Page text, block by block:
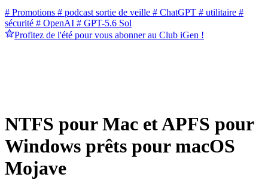
# Promotions # podcast sortie de veille # ChatGPT # utilitaire #
sécurité # OpenAI # GPT-5.6 Sol
Profitez de l'été pour vous abonner au Club iGen !
NTFS pour Mac et APFS pour
Windows prêts pour macOS
Mojave